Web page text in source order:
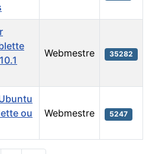
Webmestre 35282
ou
Webmestre 5247